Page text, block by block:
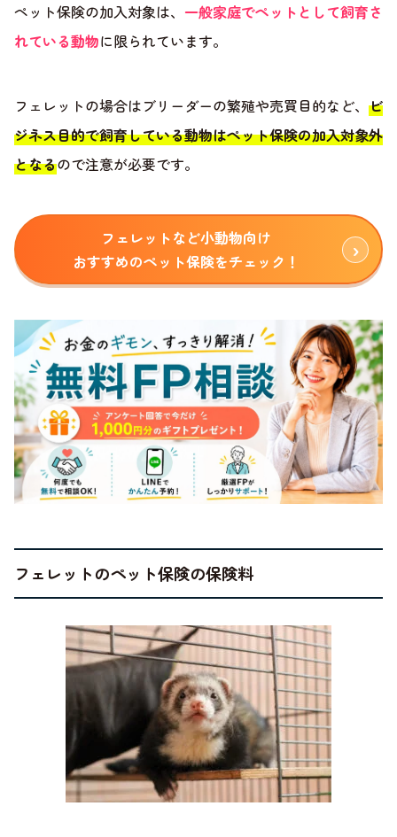
ペット保険の加入対象は、 一般家庭でペットとして飼育さ
れている動物に限られています。
フェレットの場合はブリーダーの繁殖や売買目的など、 ビ
ジネス目的で飼育している動物はペット保険の加入対象外
となるので注意が必要です。
フェレットなど小動物向け
おすすめのペット保険をチェック！
フェレットのペット保険の保険料